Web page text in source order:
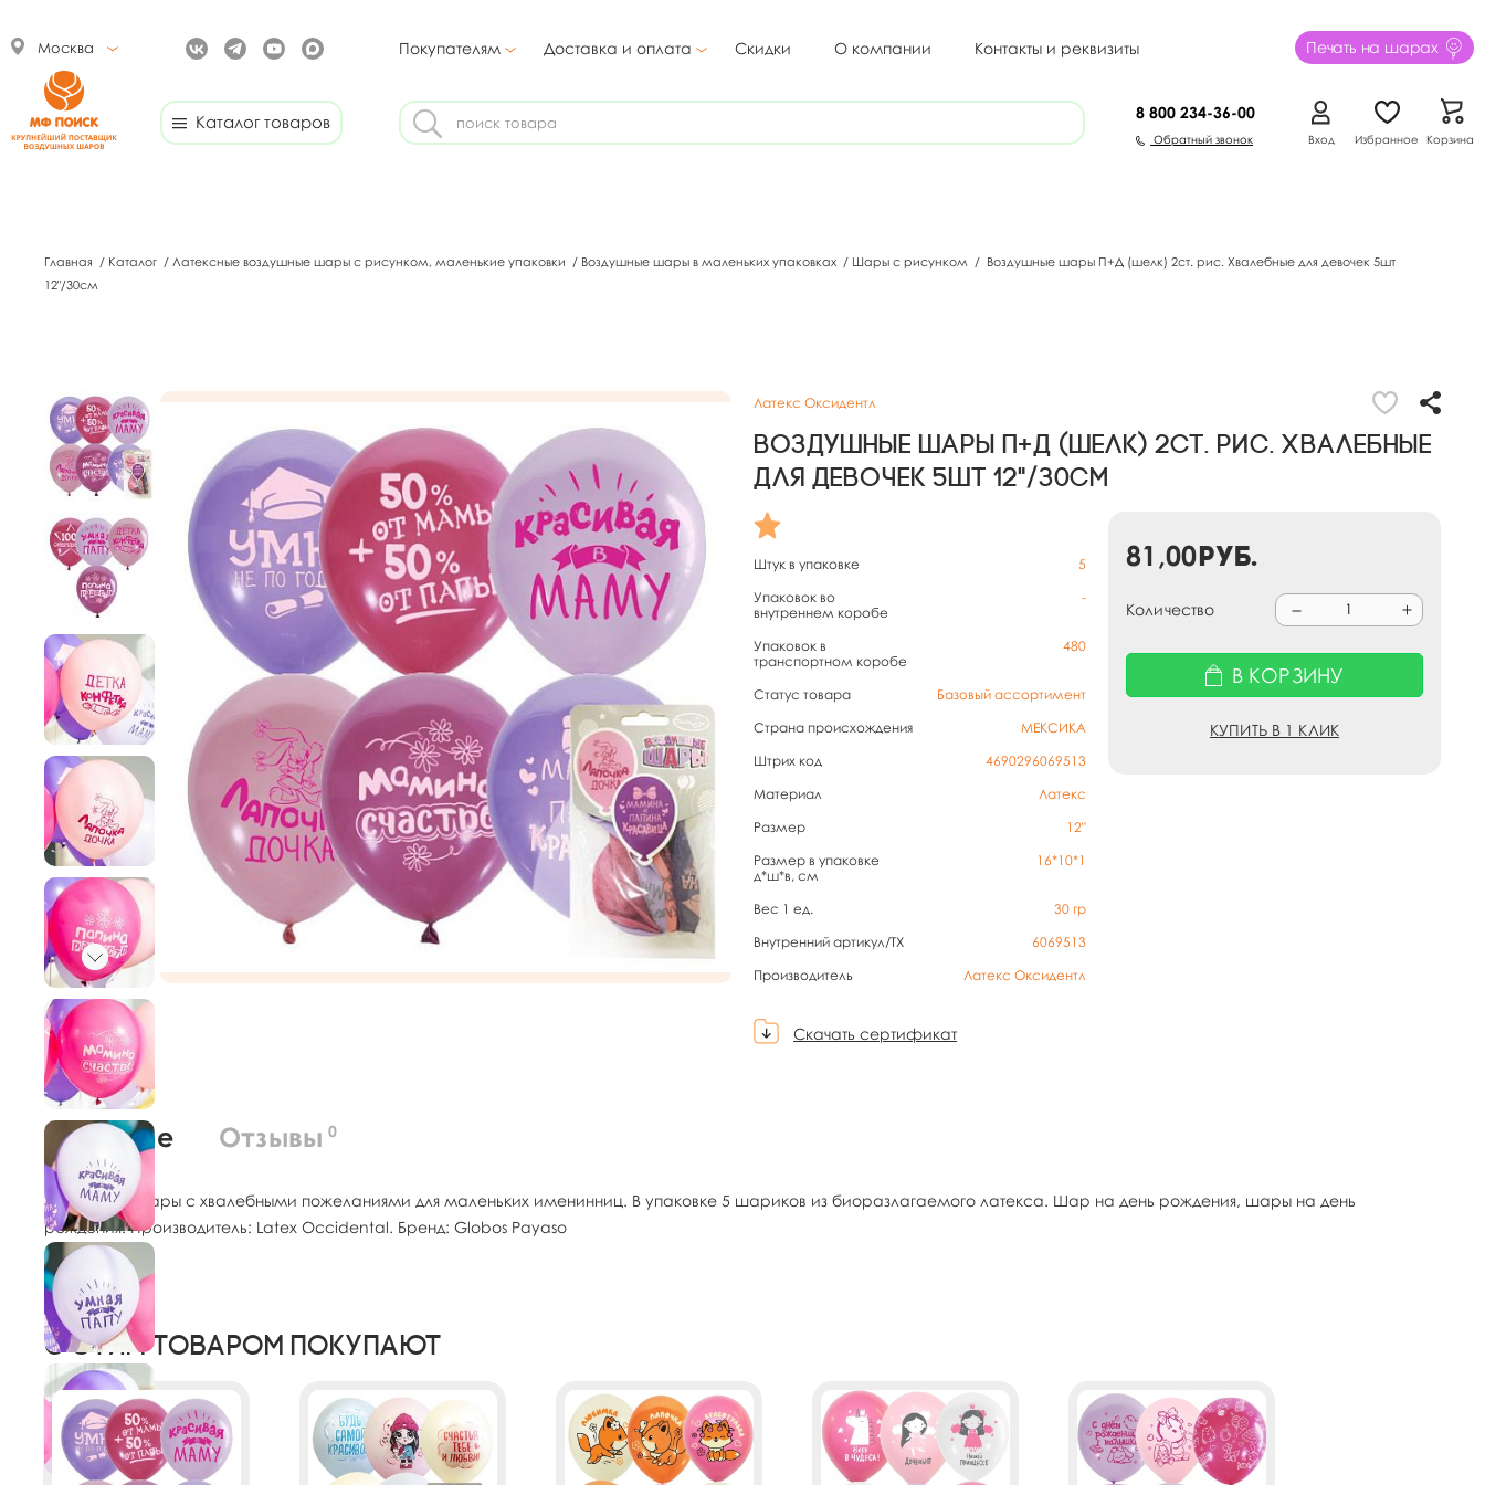
Москва Покупателям Доставка и оплата Скидки О компании Контакты и реквизиты Печать на шарах
Каталог товаров 8 800 234-36-00
Обратный звонок Вход Избранное Корзина
Главная / Каталог / Латексные воздушные шары с рисунком, маленькие упаковки / Воздушные шары в маленьких упаковках / Шары с рисунком / Воздушные шары П+Д (шелк) 2ст. рис. Хвалебные для девочек 5шт
12"/30см
Латекс Оксидентл
Воздушные шары П+Д (шелк) 2ст. рис. Хвалебные
для девочек 5шт 12"/30см
Штук в упаковке
5
Упаковок во
внутреннем коробе
-
Упаковок в
транспортном коробе
480
Статус товара
Базовый ассортимент
Страна происхождения
МЕКСИКА
Штрих код
4690296069513
Материал
Латекс
Размер
12"
Размер в упаковке
д*ш*в, см
16*10*1
Вес 1 ед. 30 гр
Внутренний артикул/TX
6069513
Производитель
Латекс Оксидентл
Скачать сертификат
81,00руб.
Количество
В КОРЗИНУ
КУПИТЬ В 1 КЛИК
О товаре Отзывы 0
Воздушные шары с хвалебными пожеланиями для маленьких именинниц. В упаковке 5 шариков из биоразлагаемого латекса. Шар на день рождения, шары на день
рождения. Производитель: Latex Occidental. Бренд: Globos Payaso
С этим товаром покупают